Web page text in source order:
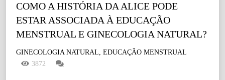
COMO A HISTÓRIA DA ALICE PODE
ESTAR ASSOCIADA À EDUCAÇÃO
MENSTRUAL E GINECOLOGIA NATURAL?
GINECOLOGIA NATURAL, EDUCAÇÃO MENSTRUAL
3872